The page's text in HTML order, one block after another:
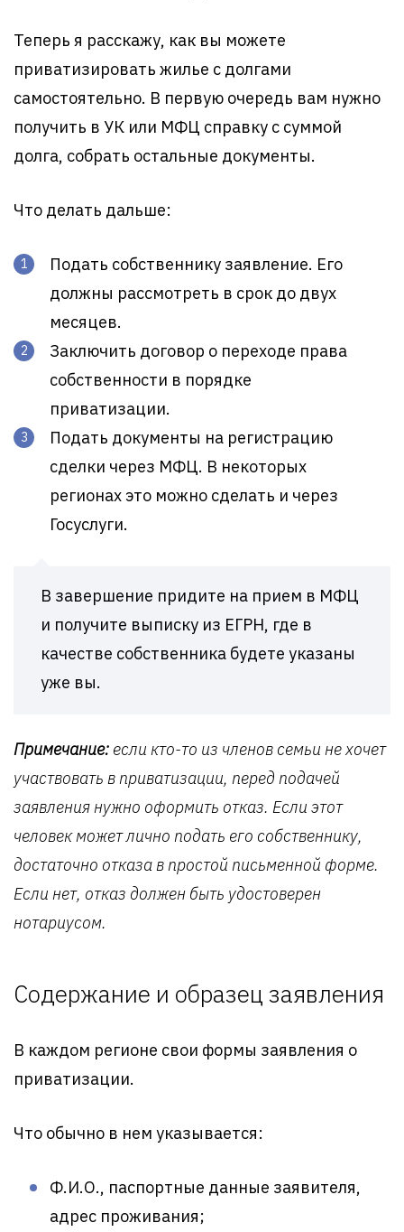
Теперь я расскажу, как вы можете
приватизировать жилье с долгами
самостоятельно. В первую очередь вам нужно
получить в УК или МФЦ справку с суммой
долга, собрать остальные документы.
Что делать дальше:
Подать собственнику заявление. Его
должны рассмотреть в срок до двух
месяцев.
Заключить договор о переходе права
собственности в порядке
приватизации.
Подать документы на регистрацию
сделки через МФЦ. В некоторых
регионах это можно сделать и через
Госуслуги.
В завершение придите на прием в МФЦ
и получите выписку из ЕГРН, где в
качестве собственника будете указаны
уже вы.
Примечание: если кто-то из членов семьи не хочет
участвовать в приватизации, перед подачей
заявления нужно оформить отказ. Если этот
человек может лично подать его собственнику,
достаточно отказа в простой письменной форме.
Если нет, отказ должен быть удостоверен
нотариусом.
Содержание и образец заявления
В каждом регионе свои формы заявления о
приватизации.
Что обычно в нем указывается:
Ф.И.О., паспортные данные заявителя,
адрес проживания;